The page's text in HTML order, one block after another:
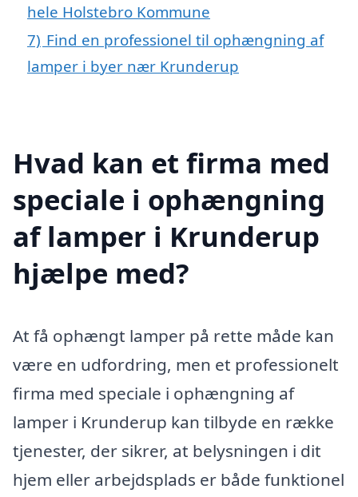
hele Holstebro Kommune
7) Find en professionel til ophængning af
lamper i byer nær Krunderup
Hvad kan et firma med
speciale i ophængning
af lamper i Krunderup
hjælpe med?
At få ophængt lamper på rette måde kan
være en udfordring, men et professionelt
firma med speciale i ophængning af
lamper i Krunderup kan tilbyde en række
tjenester, der sikrer, at belysningen i dit
hjem eller arbejdsplads er både funktionel